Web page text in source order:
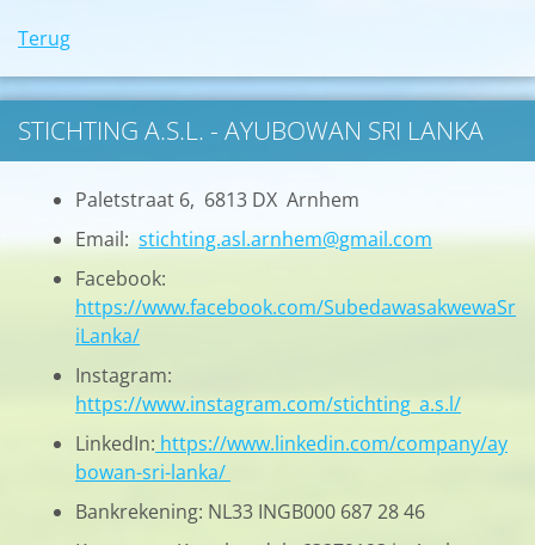
Terug
STICHTING A.S.L. - AYUBOWAN SRI LANKA
Paletstraat 6, 6813 DX Arnhem
Email: stichting.asl.arnhem@gmail.com
Facebook:
https://www.facebook.com/SubedawasakwewaSr
iLanka/
Instagram:
https://www.instagram.com/stichting_a.s.l/
LinkedIn: https://www.linkedin.com/company/ay
bowan-sri-lanka/
Bankrekening: NL33 INGB000 687 28 46